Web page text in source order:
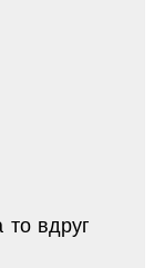
то вдруг